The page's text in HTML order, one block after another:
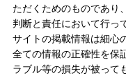
ただくためのものであり
判断と責任において行っ
サイトの掲載情報は細心
全ての情報の正確性を保
ラブル等の損失が被って